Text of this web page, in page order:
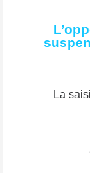
La